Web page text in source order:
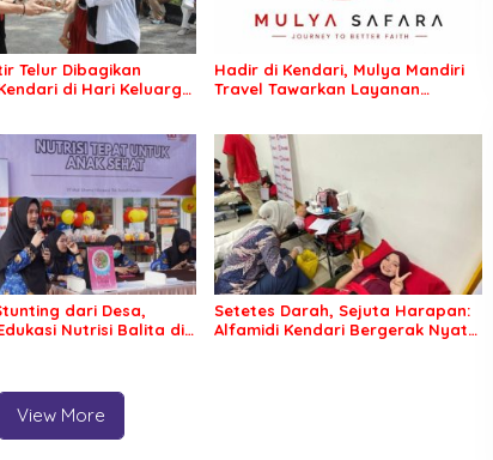
Telur Dibagikan
di Hari Keluarga
Hadir di Kendari, Mulya Mandiri
Travel Tawarkan Layanan
dari Desa,
Nutrisi Balita di
Setetes Darah, Sejuta Harapan:
Alfamidi Kendari Bergerak Nyata
View More